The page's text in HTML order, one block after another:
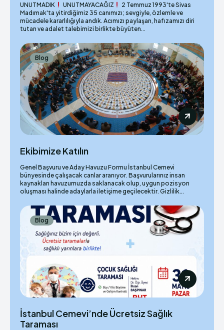
UNUTMADIK UNUTMAYACAĞIZ
Madımak'ta yitirdiğimiz 35 canımızı; sevgiyle, özlemle ve
mücadele kararlılığıyla andık. Acımızı paylaşan, hafızamızı diri
tutan ve adalet talebimizi birlikte büyüten...
Blog
Ekibimize Katılın
Genel Başvuru ve Aday Havuzu Formu İstanbul Cemevi
bünyesinde çalışacak canlar aranıyor. Başvurularınız insan
kaynakları havuzumuzda saklanacak olup, uygun pozisyon
oluşması halinde adaylarla iletişime geçilecektir. Gizlilik...
Blog
İstanbul Cemevi’nde Ücretsiz Sağlık
Taraması